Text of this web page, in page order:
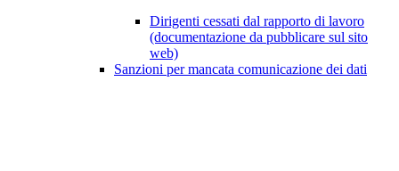
Dirigenti cessati dal rapporto di lavoro
(documentazione da pubblicare sul sito
web)
Sanzioni per mancata comunicazione dei dati